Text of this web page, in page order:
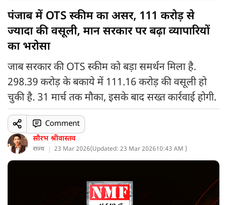
पंजाब में OTS स्कीम का असर, 111 करोड़ से
ज्यादा की वसूली, मान सरकार पर बढ़ा व्यापारियों
का भरोसा
जाब सरकार की OTS स्कीम को बड़ा समर्थन मिला है.
298.39 करोड़ के बकाये में 111.16 करोड़ की वसूली हो
चुकी है. 31 मार्च तक मौका, इसके बाद सख्त कार्रवाई होगी.
सौरभ श्रीवास्तव
राज्य 23 Mar 2026(Updated: 23 Mar 202610:43 AM )
Comment